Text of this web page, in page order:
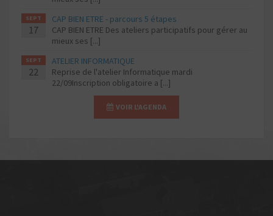
SEPT
17
CAP BIEN ETRE - parcours 5 étapes
CAP BIEN ETRE Des ateliers participatifs pour gérer au
mieux ses [...]
SEPT
22
ATELIER INFORMATIQUE
Reprise de l'atelier Informatique mardi
22/09Inscription obligatoire a [...]
VOIR L'AGENDA